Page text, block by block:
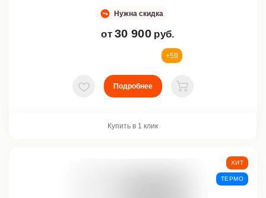
Нужна скидка
от 30 900 руб.
+59
В избранное
Подробнее
В корзину
Купить в 1 клик
ХИТ
ТЕРМО